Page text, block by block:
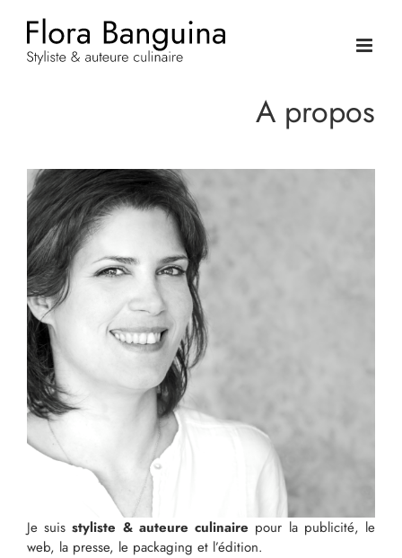
contenu
A propos
Je suisstyliste & auteure culinaire pour la publicité, le
web, la presse, le packaging et l’édition.